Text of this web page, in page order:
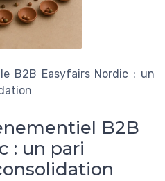
B2B Easyfairs Nordic : un
B2B
: un pari